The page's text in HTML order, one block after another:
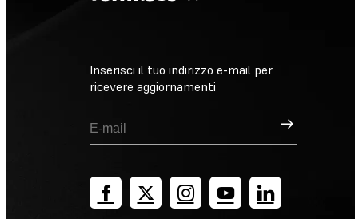
Inserisci il tuo indirizzo e-mail per
ricevere aggiornamenti
Registrati